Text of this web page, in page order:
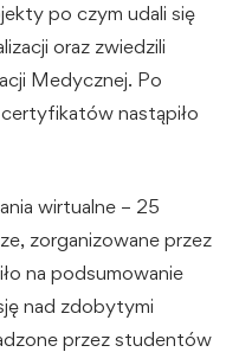
po czym udali się
oraz zwiedzili
Medycznej. Po
nastąpiło
wirtualne – 25
zorganizowane przez
na podsumowanie
nad zdobytymi
przez studentów